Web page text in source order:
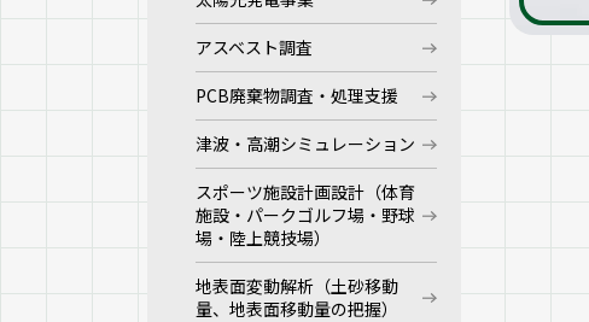
アスベスト調査
PCB廃棄物調査・処理支援
津波・高潮シミュレーション
スポーツ施設計画設計（体育
施設・パークゴルフ場・野球
場・陸上競技場）
地表面変動解析（土砂移動
量、地表面移動量の把握）